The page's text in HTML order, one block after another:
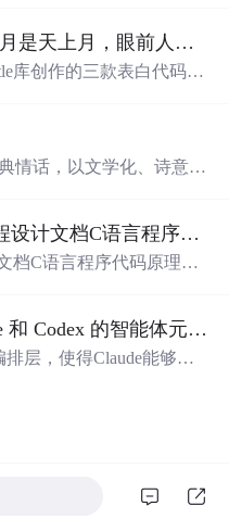
【Turtle表白合集】“海底月是天上月，眼前人是心上人。”余生多喜乐，长平安~（附3款源码）
库创作的三款表白代码，
情话，以文学化、诗意化
亲密关系中的感染力与象
审美范式与修辞特征。
stm32单片机项目资料课程设计文档C语言程序代码原理图电路PCB实例用单片机制作多路输入电压表
档C语言程序代码原理图
Ruflo 适用于 Claude Code 和 Codex 的智能体元框架
层，使得Claude能够自